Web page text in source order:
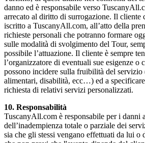
danno ed è responsabile verso
arrecato al diritto di surrogazione. Il cliente
iscritto a TuscanyAll.com, all’atto della
richieste personali che potranno formare
sulle modalità di svolgimento del Tour,
possibile l’attuazione. Il cliente è sempre
l’organizzatore di eventuali sue esigenze o
possono incidere sulla fruibilità del
alimentari, disabilità, ecc…) ed a
richiesta di relativi servizi personalizzati.
10. Responsabilità
TuscanyAll.com è responsabile per i danni
dell’inadempienza totale o parziale dei
sia che gli stessi vengano effettuati da lui o